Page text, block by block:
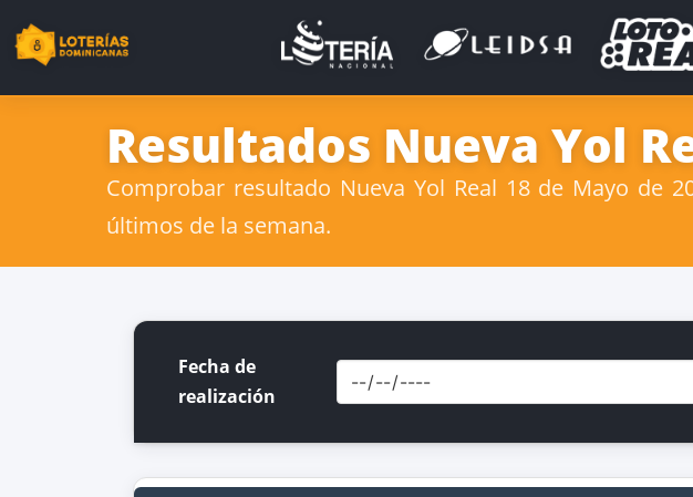
Resultados Nueva Yol
Comprobar resultado Nueva Yol Real 18 de Mayo de
últimos de la semana.
Fecha de
realización